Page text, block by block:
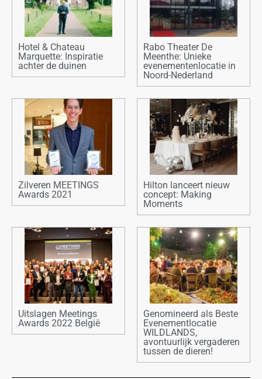
Hotel & Chateau
Marquette: Inspiratie
achter de duinen
Rabo Theater De
Meenthe: Unieke
evenementenlocatie in
Noord-Nederland
Zilveren MEETINGS
Awards 2021
Hilton lanceert nieuw
concept: Making
Moments
Uitslagen Meetings
Awards 2022 België
Genomineerd als Beste
Evenementlocatie
WILDLANDS,
avontuurlijk vergaderen
tussen de dieren!